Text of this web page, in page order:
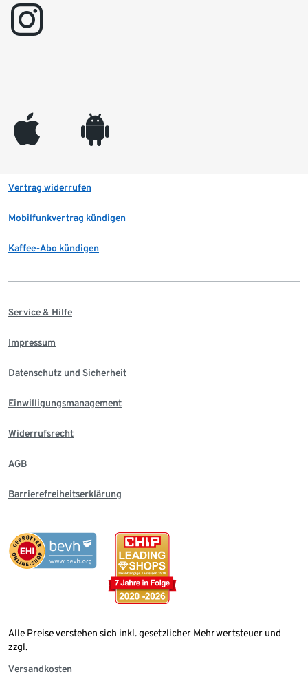
instagram
appleinc android
Vertrag widerrufen
Mobilfunkvertrag kündigen
Kaffee-Abo kündigen
Service & Hilfe
Impressum
Datenschutz und Sicherheit
Einwilligungsmanagement
Widerrufsrecht
AGB
Barrierefreiheitserklärung
Alle Preise verstehen sich inkl. gesetzlicher Mehrwertsteuer und
zzgl.
Versandkosten